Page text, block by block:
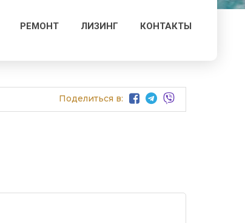
РЕМОНТ ЛИЗИНГ КОНТАКТЫ
Поделиться в: